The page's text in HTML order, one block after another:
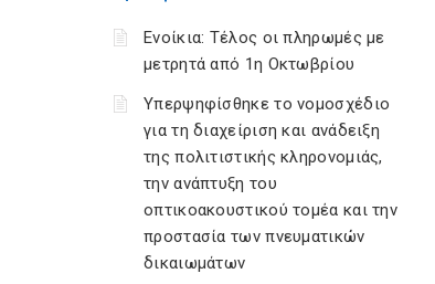
Ενοίκια: Τέλος οι πληρωμές με
μετρητά από 1η Οκτωβρίου
Υπερψηφίσθηκε το νομοσχέδιο
για τη διαχείριση και ανάδειξη
της πολιτιστικής κληρονομιάς,
την ανάπτυξη του
οπτικοακουστικού τομέα και την
προστασία των πνευματικών
δικαιωμάτων